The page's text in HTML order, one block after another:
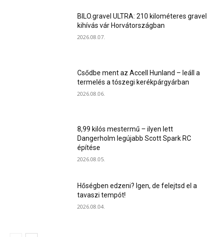
BILO.gravel ULTRA: 210 kilométeres gravel
kihívás vár Horvátországban
2026.08.07.
Csődbe ment az Accell Hunland – leáll a
termelés a tószegi kerékpárgyárban
2026.08.06.
8,99 kilós mestermű – ilyen lett
Dangerholm legújabb Scott Spark RC
építése
2026.08.05.
Hőségben edzeni? Igen, de felejtsd el a
tavaszi tempót!
2026.08.04.